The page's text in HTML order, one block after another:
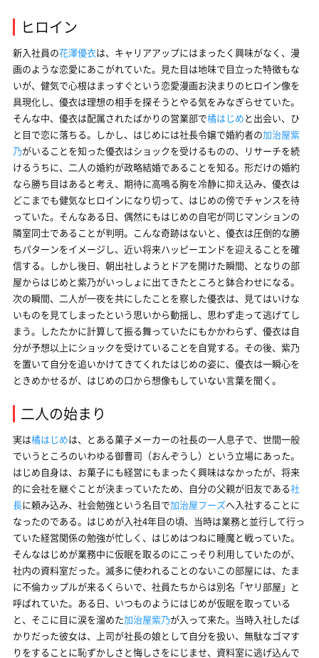
ヒロイン
新入社員の花澤優衣は、キャリアアップにはまったく興味がなく、漫
画のような恋愛にあこがれていた。見た目は地味で目立った特徴もな
いが、健気で心根はまっすぐという恋愛漫画お決まりのヒロイン像を
具現化し、優衣は理想の相手を探そうとやる気をみなぎらせていた。
そんな中、優衣は配属されたばかりの営業部で橘はじめと出会い、ひ
と目で恋に落ちる。しかし、はじめには社長令嬢で婚約者の加治屋紫
乃がいることを知った優衣はショックを受けるものの、リサーチを続
けるうちに、二人の婚約が政略結婚であることを知る。形だけの婚約
なら勝ち目はあると考え、期待に高鳴る胸を冷静に抑え込み、優衣は
どこまでも健気なヒロインになり切って、はじめの傍でチャンスを待
っていた。そんなある日、偶然にもはじめの自宅が同じマンションの
隣室同士であることが判明。こんな奇跡はないと、優衣は圧倒的な勝
ちパターンをイメージし、近い将来ハッピーエンドを迎えることを確
信する。しかし後日、朝出社しようとドアを開けた瞬間、となりの部
屋からはじめと紫乃がいっしょに出てきたところと鉢合わせになる。
次の瞬間、二人が一夜を共にしたことを察した優衣は、見てはいけな
いものを見てしまったという思いから動揺し、思わず走って逃げてし
まう。したたかに計算して振る舞っていたにもかかわらず、優衣は自
分が予想以上にショックを受けていることを自覚する。その後、紫乃
を置いて自分を追いかけてきてくれたはじめの姿に、優衣は一瞬心を
ときめかせるが、はじめの口から想像もしていない言葉を聞く。
二人の始まり
実は橘はじめは、とある菓子メーカーの社長の一人息子で、世間一般
でいうところのいわゆる御曹司（おんぞうし）という立場にあった。
はじめ自身は、お菓子にも経営にもまったく興味はなかったが、将来
的に会社を継ぐことが決まっていたため、自分の父親が旧友である社
長に頼み込み、社会勉強という名目で加治屋フーズへ入社することに
なったのである。はじめが入社4年目の頃、当時は業務と並行して行っ
ていた経営関係の勉強が忙しく、はじめはつねに睡魔と戦っていた。
そんなはじめが業務中に仮眠を取るのにこっそり利用していたのが、
社内の資料室だった。滅多に使われることのないこの部屋には、たま
に不倫カップルが来るくらいで、社員たちからは別名「ヤリ部屋」と
呼ばれていた。ある日、いつものようにはじめが仮眠を取っている
と、そこに目に涙を溜めた加治屋紫乃が入って来た。当時入社したば
かりだった彼女は、上司が社長の娘として自分を扱い、無駄なゴマす
りをすることに恥ずかしさと悔しさをにじませ、資料室に逃げ込んで